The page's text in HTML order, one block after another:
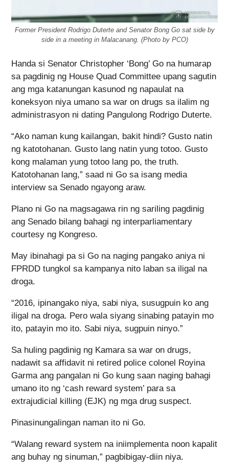
Former President Rodrigo Duterte and Senator Bong Go sat side by
side in a meeting in Malacanang. (Photo by PCO)
Handa si Senator Christopher ‘Bong’ Go na humarap
sa pagdinig ng House Quad Committee upang sagutin
ang mga katanungan kasunod ng napaulat na
koneksyon niya umano sa war on drugs sa ilalim ng
administrasyon ni dating Pangulong Rodrigo Duterte.
“Ako naman kung kailangan, bakit hindi? Gusto natin
ng katotohanan. Gusto lang natin yung totoo. Gusto
kong malaman yung totoo lang po, the truth.
Katotohanan lang,” saad ni Go sa isang media
interview sa Senado ngayong araw.
Plano ni Go na magsagawa rin ng sariling pagdinig
ang Senado bilang bahagi ng interparliamentary
courtesy ng Kongreso.
May ibinahagi pa si Go na naging pangako aniya ni
FPRDD tungkol sa kampanya nito laban sa iligal na
droga.
“2016, ipinangako niya, sabi niya, susugpuin ko ang
iligal na droga. Pero wala siyang sinabing patayin mo
ito, patayin mo ito. Sabi niya, sugpuin ninyo.”
Sa huling pagdinig ng Kamara sa war on drugs,
nadawit sa affidavit ni retired police colonel Royina
Garma ang pangalan ni Go kung saan naging bahagi
umano ito ng ‘cash reward system’ para sa
extrajudicial killing (EJK) ng mga drug suspect.
Pinasinungalingan naman ito ni Go.
“Walang reward system na iniimplementa noon kapalit
ang buhay ng sinuman,” pagbibigay-diin niya.